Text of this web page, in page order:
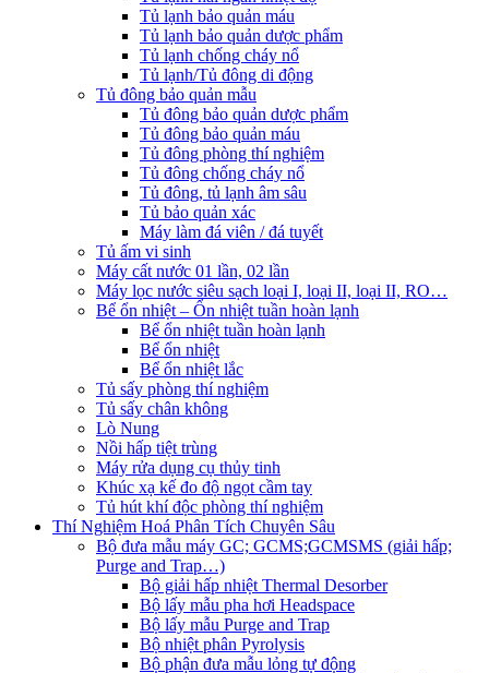
Tủ lạnh bảo quản máu
Tủ lạnh bảo quản dược phẩm
Tủ lạnh chống cháy nổ
Tủ lạnh/Tủ đông di động
Tủ đông bảo quản mẫu
Tủ đông bảo quản dược phẩm
Tủ đông bảo quản máu
Tủ đông phòng thí nghiệm
Tủ đông chống cháy nổ
Tủ đông, tủ lạnh âm sâu
Tủ bảo quản xác
Máy làm đá viên / đá tuyết
Tủ ấm vi sinh
Máy cất nước 01 lần, 02 lần
Máy lọc nước siêu sạch loại I, loại II, loại II, RO…
Bể ổn nhiệt – Ổn nhiệt tuần hoàn lạnh
Bể ổn nhiệt tuần hoàn lạnh
Bể ổn nhiệt
Bể ổn nhiệt lắc
Tủ sấy phòng thí nghiệm
Tủ sấy chân không
Lò Nung
Nồi hấp tiệt trùng
Máy rửa dụng cụ thủy tinh
Khúc xạ kế đo độ ngọt cầm tay
Tủ hút khí độc phòng thí nghiệm
Thí Nghiệm Hoá Phân Tích Chuyên Sâu
Bộ đưa mẫu máy GC; GCMS;GCMSMS (giải hấp;
Purge and Trap…)
Bộ giải hấp nhiệt Thermal Desorber
Bộ lấy mẫu pha hơi Headspace
Bộ lấy mẫu Purge and Trap
Bộ nhiệt phân Pyrolysis
Bộ phận đưa mẫu lỏng tự động